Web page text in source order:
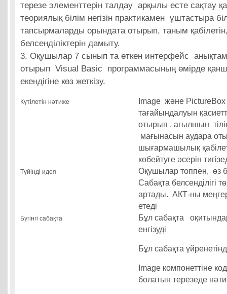
терезе элементтерін талдау арқылы есте сақтау
теориялық білім негізін практикамен ұштастыра
тапсырмаларды орындата отырып, таным қабілетін,
белсенділіктерін дамыту.
3. Оқушылар 7 сынып та өткен интерфейс
отырып Visual Basic программасының өмірде
екендігіне көз жеткізу.
Күтілетін нәтиже
Image және PictureBox
тағайындалуын
отырып , ағылшын
мағынасын аудара
шығармашылық
көбейтуге әсерін
Түйінді идея
Оқушылар топпен, өз
Сабақта белсенділігі
артады. АКТ-ны
етеді
Бүгінгі сабақта
Бұл сабақта
енгізуді
Бұл сабақта
Image компонеттіне
болатын терезеде